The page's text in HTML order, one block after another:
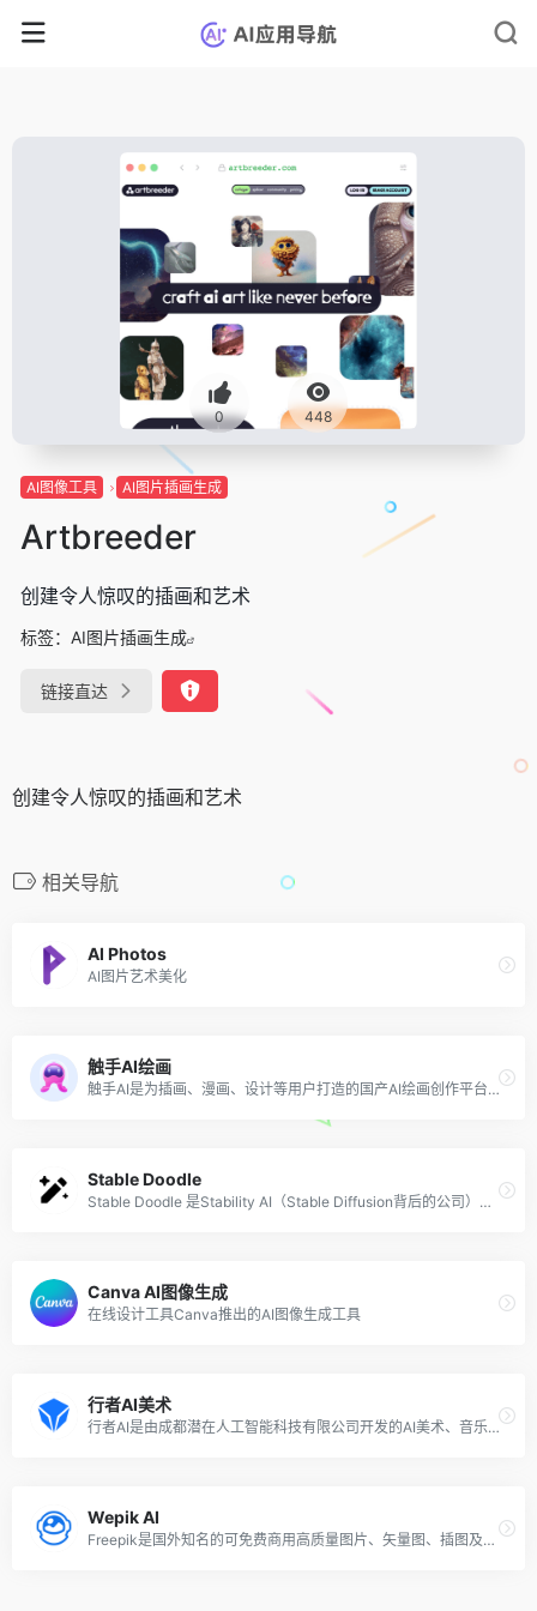
0 448
AI图像工具 AI图片插画生成
Artbreeder
创建令人惊叹的插画和艺术
标签： AI图片插画生成
链接直达
创建令人惊叹的插画和艺术
相关导航
AI Photos
AI图片艺术美化
触手AI绘画
触手AI是为插画、漫画、设计等用户打造的国产AI绘画创作平台，并已通过国内第二批深度合成服务算法备案。支持文生图、图生图、参考生图、lora在线模型训练、海量模型可使用。
Stable Doodle
Stable Doodle 是Stability AI（Stable Diffusion背后的公司）最新推出的将手绘草图转换成精美图像的工具，无论你是专业人士，还是绘画爱好者，都可以借助 Stable Doodle 快速将简单的手绘稿变为现实，让你从灵魂画手变身艺术大师。
Canva AI图像生成
在线设计工具Canva推出的AI图像生成工具
行者AI美术
行者AI是由成都潜在人工智能科技有限公司开发的AI美术、音乐、视频工具箱，致力于使用人工智能和机器学习技术提高游戏和文娱行业的生产力，打造一个游戏行业从研发到营销的一站式AI赋能平台。行者AI美术是行者AI推出的AI绘图创作解决方案，帮助用户激发灵感，创作更多可能。
Wepik AI
Freepik是国外知名的可免费商用高质量图片、矢量图、插图及PSD素材资源平台，该网站旗下的Wepik团队同样也推出了 AI 文本到图像生成的在线工具。